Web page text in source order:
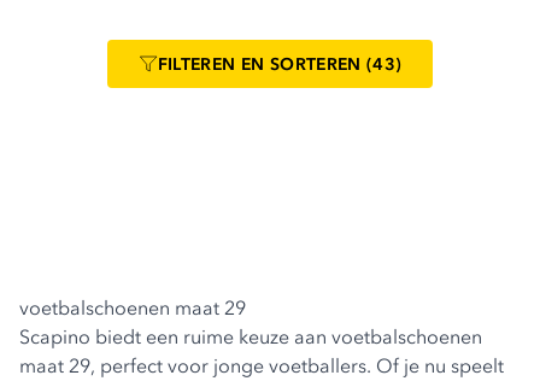
FILTEREN EN SORTEREN (43)
voetbalschoenen maat 29
Scapino biedt een ruime keuze aan voetbalschoenen
maat 29, perfect voor jonge voetballers. Of je nu speelt